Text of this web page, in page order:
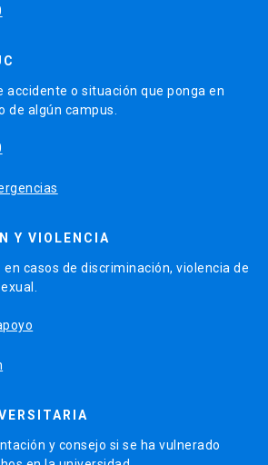
accidente o situación que ponga en
de algún campus.
Y VIOLENCIA
casos de discriminación, violencia de
y consejo si se ha vulnerado